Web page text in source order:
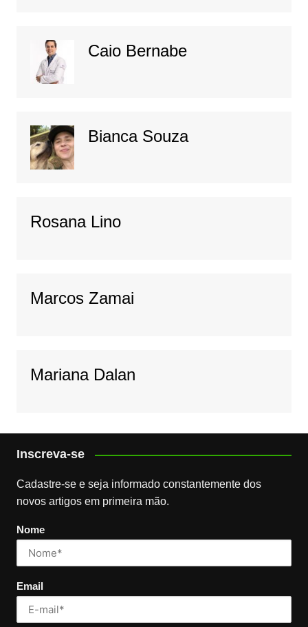
Caio Bernabe
Bianca Souza
Rosana Lino
Marcos Zamai
Mariana Dalan
Inscreva-se
Cadastre-se e seja informado constantemente dos
novos artigos em primeira mão.
Nome
Email